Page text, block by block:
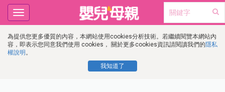
為提供您更多優質的內容，本網站使用cookies分析技術。若繼續閱覽本網站內
容，即表示您同意我們使用 cookies， 關於更多cookies資訊請閱讀我們的隱私
權說明 。
我知道了
Toggle
navigation